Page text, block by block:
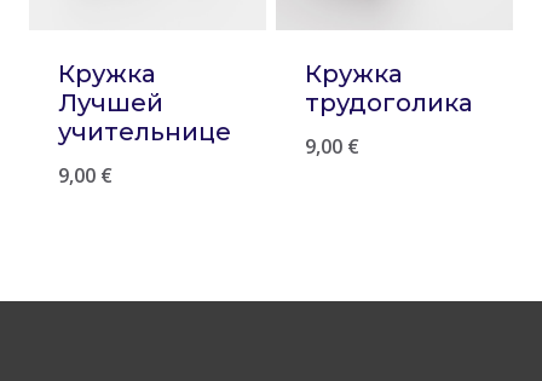
Кружка
Лучшей
учительнице
9,00 €
Кружка
трудоголика
9,00 €